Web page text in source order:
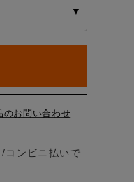
▼
コンビニ払いで